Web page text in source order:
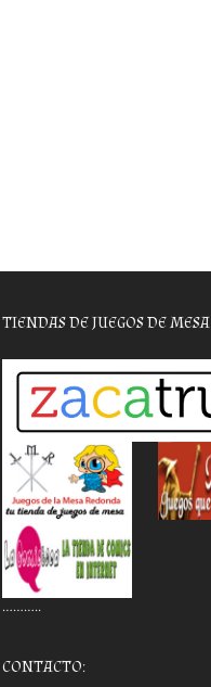
TIENDAS DE JUEGOS DE MESA
………..
CONTACTO: